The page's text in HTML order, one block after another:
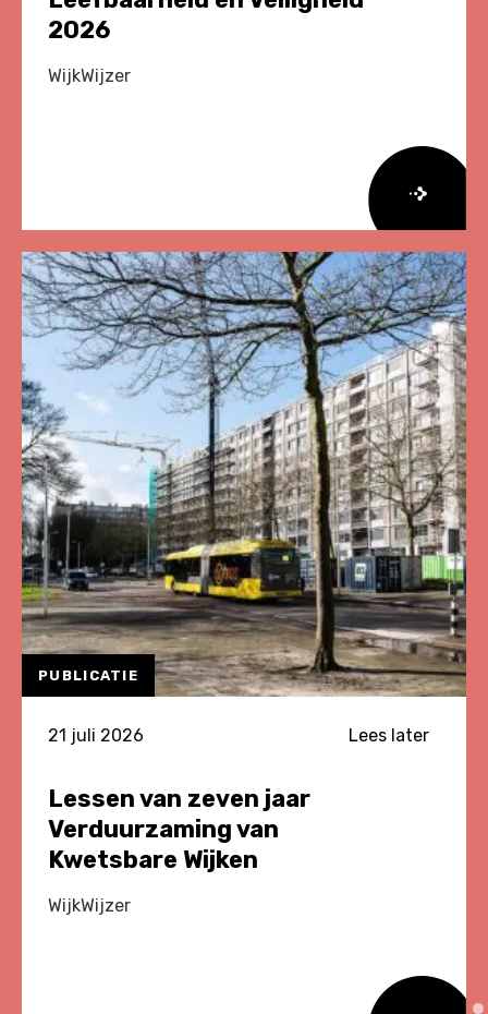
2026
WijkWijzer
meer
over
Herziene
Onderzoeksagenda
Leefbaarheid
en
Veiligheid
2026
PUBLICATIE
21 juli 2026 Lees later
Lessen van zeven jaar
Verduurzaming van
Kwetsbare Wijken
WijkWijzer